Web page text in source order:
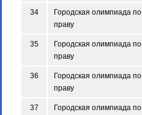
34
Городская олимпиада по
праву
35
Городская олимпиада по
праву
36
Городская олимпиада по
праву
37
Городская олимпиада по